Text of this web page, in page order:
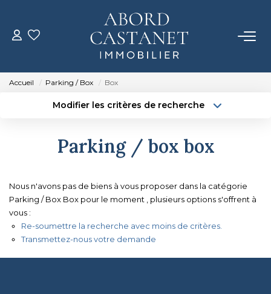
ACHETER
Qui Sommes-Nous
CONTACT
Accueil Parking / Box Box
Modifier les critères de recherche
Surface min Budget max
Plus de critères Créer une alerte
Parking / box box
Nous n'avons pas de biens à vous proposer dans la catégorie
Parking / Box Box pour le moment , plusieurs options s'offrent à
vous :
Re-soumettre la recherche avec moins de critères.
Transmettez-nous votre demande